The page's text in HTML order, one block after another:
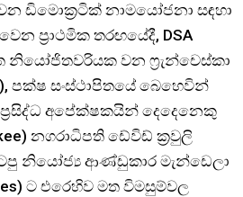
ඩිමොක්‍රටික් නාමයෝජනා සඳහා
ප්‍රාථමික තරඟයේදී, DSA
නියෝජිතවරියක වන ෆ්‍රැන්චෙස්කා
පක්ෂ සංස්ථාපිතයේ බෙහෙවින්
අපේක්ෂකයින් දෙදෙනෙකු
නගරාධිපති ඩේවිඩ් ක්‍රවුලි
නියෝජ්‍ය ආණ්ඩුකාර මැන්ඩෙලා
ට එරෙහිව මත විමසුම්වල